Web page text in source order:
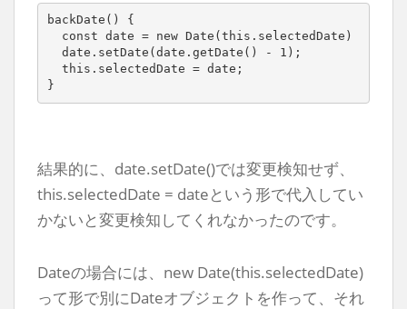
backDate() {
}
結果的に、date.setDate()では変更検知せず、
this.selectedDate = dateという形で代入してい
かないと変更検知してくれなかったのです。
Dateの場合には、new Date(this.selectedDate)
って形で別にDateオブジェクトを作って、それ